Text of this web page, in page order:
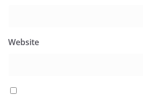
Website